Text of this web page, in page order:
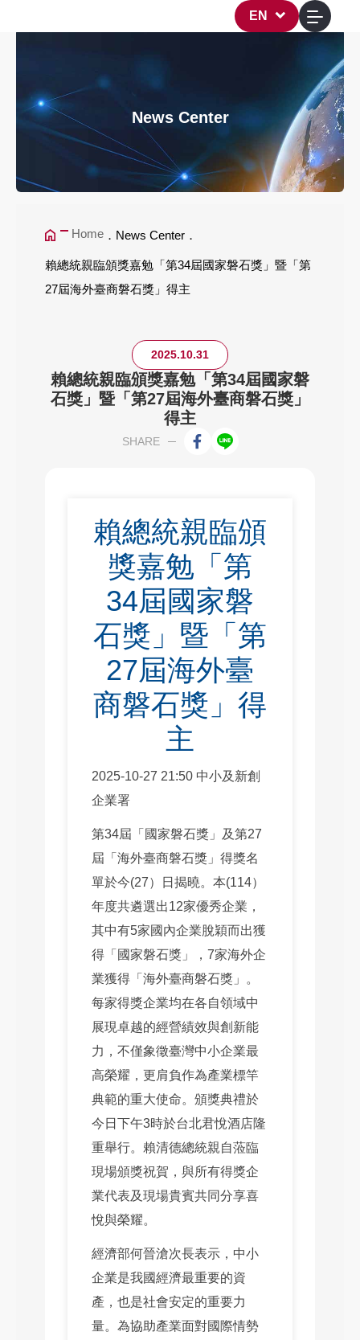
EN
賴總統親臨頒獎嘉勉「第
News Center
Home News Center
賴總統親臨頒獎嘉勉「第34屆國家磐石獎」暨「第
27屆海外臺商磐石獎」得主
2025.10.31
賴總統親臨頒獎嘉勉「第34屆國家磐
石獎」暨「第27屆海外臺商磐石獎」
得主
SHARE
賴總統親臨頒
獎嘉勉「第
34屆國家磐
石獎」暨「第
27屆海外臺
商磐石獎」得
主
2025-10-27 21:50 中小及新創
企業署
第34屆「國家磐石獎」及第27
屆「海外臺商磐石獎」得獎名
單於今(27）日揭曉。本(114）
年度共遴選出12家優秀企業，
其中有5家國內企業脫穎而出獲
得「國家磐石獎」，7家海外企
業獲得「海外臺商磐石獎」。
每家得獎企業均在各自領域中
展現卓越的經營績效與創新能
力，不僅象徵臺灣中小企業最
高榮耀，更肩負作為產業標竿
典範的重大使命。頒獎典禮於
今日下午3時於台北君悅酒店隆
重舉行。賴清德總統親自蒞臨
現場頒獎祝賀，與所有得獎企
業代表及現場貴賓共同分享喜
悅與榮耀。
經濟部何晉滄次長表示，中小
企業是我國經濟最重要的資
產，也是社會安定的重要力
量。為協助產業面對國際情勢